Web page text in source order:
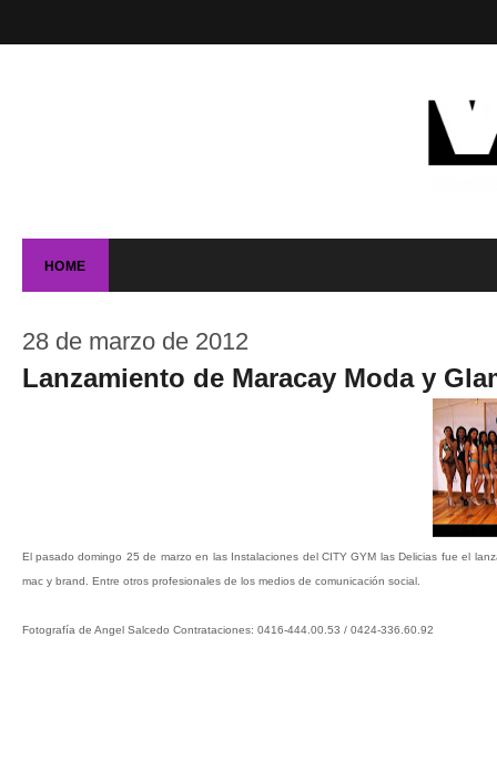
HOME
28 de marzo de 2012
Lanzamiento de Maracay Moda y
El pasado domingo 25 de marzo en las Instalaciones del CITY GYM las Delicias fue el
mac y brand. Entre otros profesionales de los medios de comunicación social.
Fotografía de Angel Salcedo Contrataciones: 0416-444.00.53 / 0424-336.60.92